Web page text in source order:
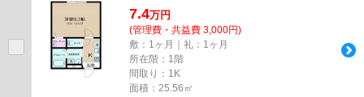
7.4万円
(管理費・共益費 3,000円)
敷：1ヶ月｜礼：1ヶ月
所在階：1階
間取り：1K
面積：25.56㎡